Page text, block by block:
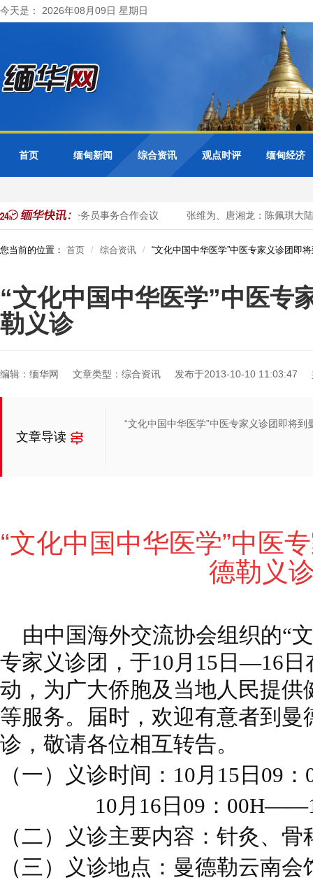
今天是： 2026年08月09日 星期日
首页 缅甸新闻 综合资讯 观点时评 缅甸经济
甸出席东盟+3公务员事务合作会议 张维为、唐湘龙：陈佩琪大
您当前的位置： 首页 综合资讯 “文化中国中华医学”中医专家义诊团即
“文化中国中华医学”中医专
勒义诊
编辑：缅华网 文章类型：综合资讯 发布于2013-10-10 11:03:47
文章导读
“文化中国中华医学”中医专家义诊团即将到
“文化中国中华医学”中医
德勒 义
由中国海外交流协会组织的“
专家义诊团，于10月15日—16日
动，为广大侨胞及当地人民提供
等服务。届时，欢迎有意者到
诊，敬请各位相互转告。
（一）义诊时间：10月15日09
10月16日09：
（二）义诊主要内容：针灸、
（三）义诊地点：曼德勒云南会